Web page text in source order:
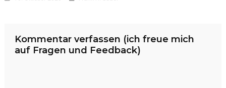
Kommentar verfassen (ich freue mich
auf Fragen und Feedback)